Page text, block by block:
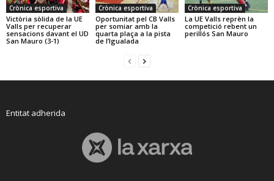
Crònica esportiva
Victòria sòlida de la UE
Valls per recuperar
sensacions davant el UD
San Mauro (3-1)
Crònica esportiva
Oportunitat pel CB Valls
per somiar amb la
quarta plaça a la pista
de l’Igualada
Crònica esportiva
La UE Valls reprèn la
competició rebent un
perillós San Mauro
Entitat adherida